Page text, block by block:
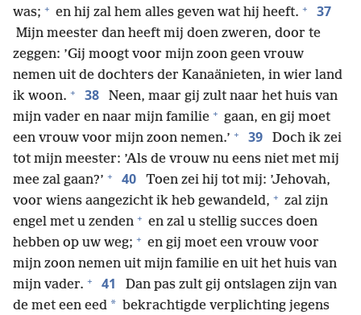
was; + en hij zal hem alles geven wat hij heeft. + 37
Mijn meester dan heeft mij doen zweren, door te
zeggen: ’Gij moogt voor mijn zoon geen vrouw
nemen uit de dochters der Kanaänieten, in wier land
ik woon. + 38
Neen, maar gij zult naar het huis van
mijn vader en naar mijn familie + gaan, en gij moet
een vrouw voor mijn zoon nemen.’ + 39
Doch ik zei
tot mijn meester: ’Als de vrouw nu eens niet met mij
mee zal gaan?’ + 40
Toen zei hij tot mij: ’Jehovah,
voor wiens aangezicht ik heb gewandeld, + zal zijn
engel met u zenden + en zal u stellig succes doen
hebben op uw weg; + en gij moet een vrouw voor
mijn zoon nemen uit mijn familie en uit het huis van
mijn vader. + 41
Dan pas zult gij ontslagen zijn van
de met een eed * bekrachtigde verplichting jegens